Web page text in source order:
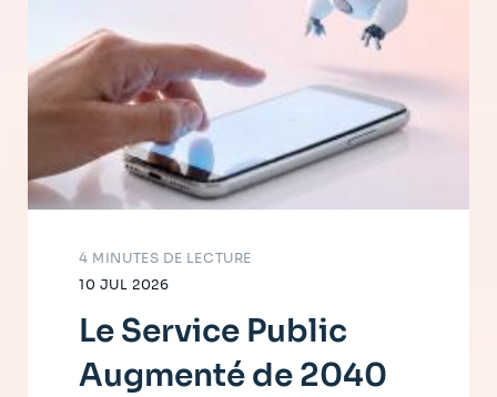
10 JUL 2026
4 MINUTES DE LECTURE
Le Service Public
Augmenté de 2040